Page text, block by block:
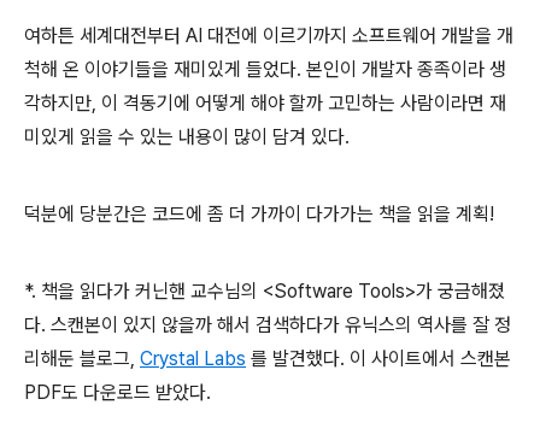
여하튼 세계대전부터 AI 대전에 이르기까지 소프트웨어 개발을 개
척해 온 이야기들을 재미있게 들었다. 본인이 개발자 종족이라 생
각하지만, 이 격동기에 어떻게 해야 할까 고민하는 사람이라면 재
미있게 읽을 수 있는 내용이 많이 담겨 있다.
덕분에 당분간은 코드에 좀 더 가까이 다가가는 책을 읽을 계획!
*. 책을 읽다가 커닌핸 교수님의 <Software Tools>가 궁금해졌
다. 스캔본이 있지 않을까 해서 검색하다가 유닉스의 역사를 잘 정
리해둔 블로그, Crystal Labs 를 발견했다. 이 사이트에서 스캔본
PDF도 다운로드 받았다.